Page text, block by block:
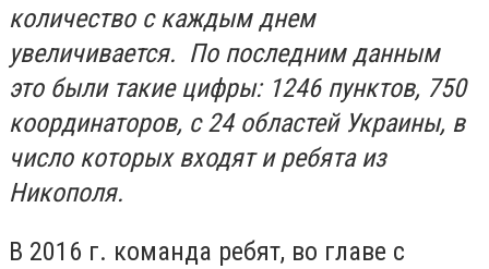
количество с каждым днем
увеличивается. По последним данным
это были такие цифры: 1246 пунктов, 750
координаторов, с 24 областей Украины, в
число которых входят и ребята из
Никополя.
В 2016 г. команда ребят, во главе с